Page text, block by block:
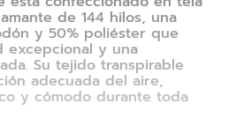
de 144 hilos, una
y 50% poliéster que
excepcional y una
Su tejido transpirable
adecuada del aire,
y cómodo durante toda